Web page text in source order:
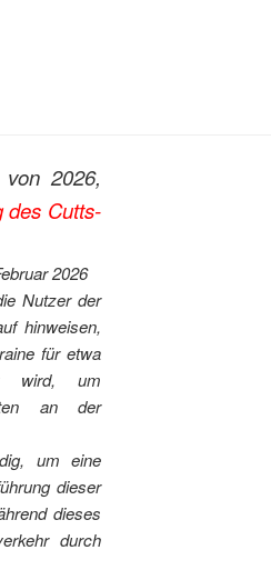
2026,
des Cutts-
2026
Nutzer der
hinweisen,
für etwa
wird, um
an der
um eine
dieser
dieses
durch